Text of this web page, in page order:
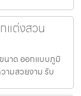
แต่งสวน
นาด ออกแบบภูมิ
ามสวยงาม รับ